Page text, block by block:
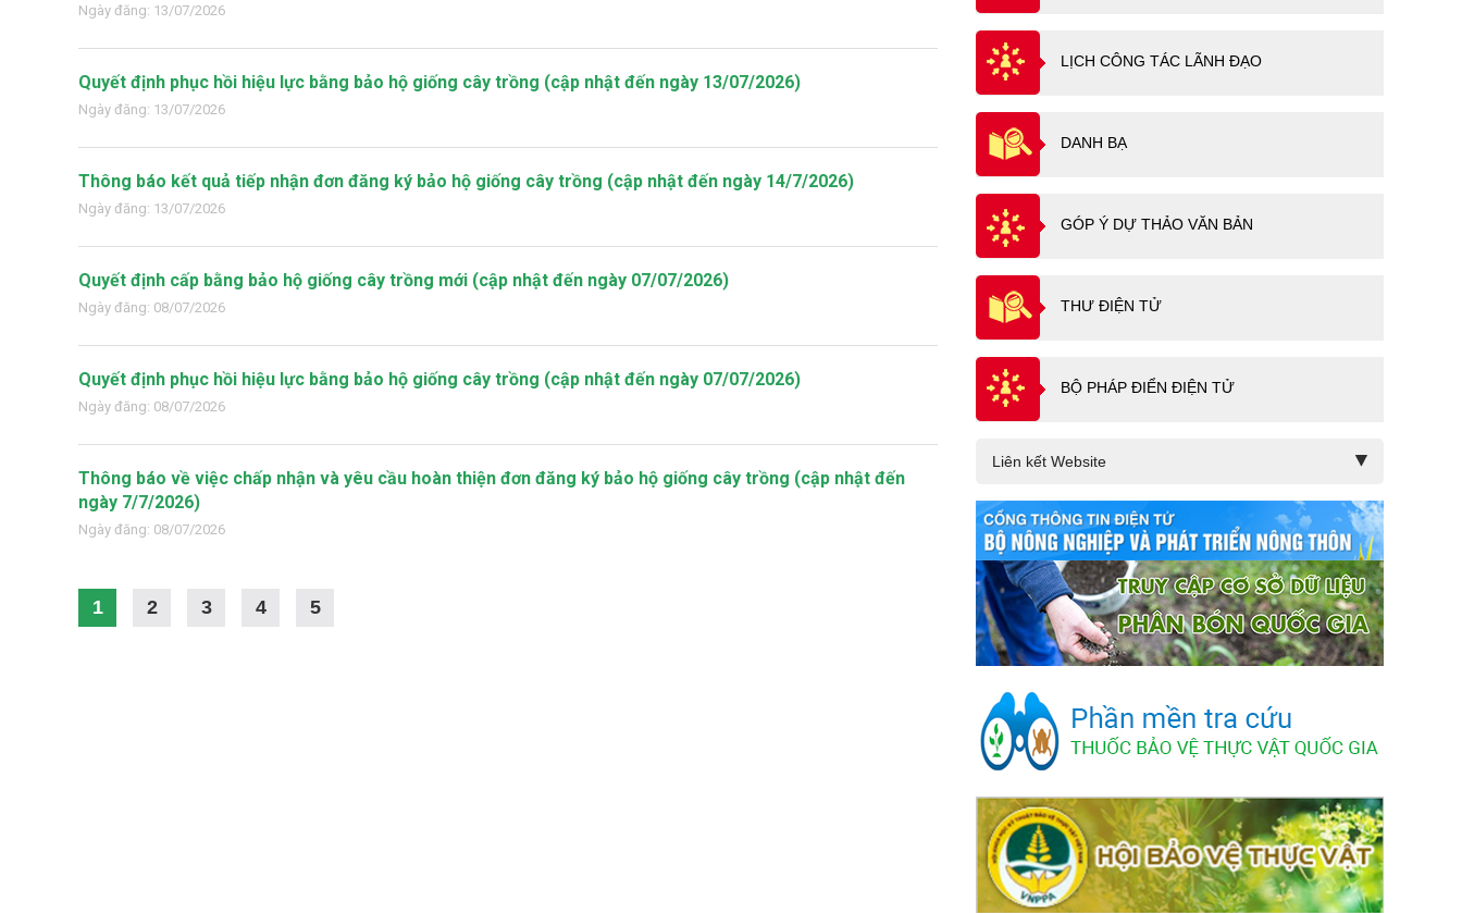
Ngày đăng: 13/07/2026
Quyết định phục hồi hiệu lực bằng bảo hộ giống cây trồng (cập nhật đến ngày 13/07/2026)
Ngày đăng: 13/07/2026
Thông báo kết quả tiếp nhận đơn đăng ký bảo hộ giống cây trồng (cập nhật đến ngày 14/7/2026)
Ngày đăng: 13/07/2026
Quyết định cấp bằng bảo hộ giống cây trồng mới (cập nhật đến ngày 07/07/2026)
Ngày đăng: 08/07/2026
Quyết định phục hồi hiệu lực bằng bảo hộ giống cây trồng (cập nhật đến ngày 07/07/2026)
Ngày đăng: 08/07/2026
Thông báo về việc chấp nhận và yêu cầu hoàn thiện đơn đăng ký bảo hộ giống cây trồng (cập nhật đến
ngày 7/7/2026)
Ngày đăng: 08/07/2026
1 2 3 4 5
LỊCH CÔNG TÁC LÃNH ĐẠO
DANH BẠ
GÓP Ý DỰ THẢO VĂN BẢN
THƯ ĐIỆN TỬ
BỘ PHÁP ĐIỂN ĐIỆN TỬ